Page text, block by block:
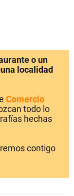
o un
localidad
Comercio
todo lo
hechas
contigo